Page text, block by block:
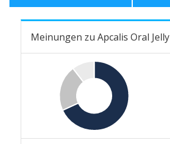
Meinungen zu Apcalis Oral Jelly